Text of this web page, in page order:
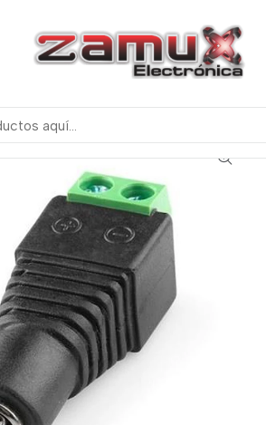
ROBOTICA & TECNOLOGIA
Miscelanea
Conectores
JACK DC HEMBRA A BORNERA